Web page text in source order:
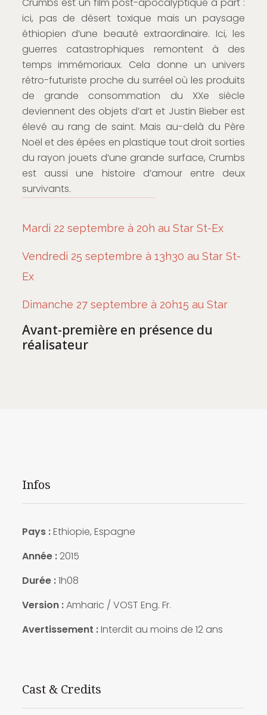
ici, pas de désert toxique mais un paysage
éthiopien d’une beauté extraordinaire. Ici, les
guerres catastrophiques remontent à des
temps immémoriaux. Cela donne un univers
rétro-futuriste proche du surréel où les produits
de grande consommation du XXe siècle
deviennent des objets d’art et Justin Bieber est
élevé au rang de saint. Mais au-delà du Père
Noël et des épées en plastique tout droit sorties
du rayon jouets d’une grande surface, Crumbs
est aussi une histoire d’amour entre deux
survivants.
Mardi 22 septembre à 20h au Star St-Ex
Vendredi 25 septembre à 13h30 au Star St-
Ex
Dimanche 27 septembre à 20h15 au Star
Avant-première en présence du
réalisateur
Infos
Pays :Ethiopie, Espagne
Année :2015
Durée :1h08
Version :Amharic / VOST Eng. Fr.
Avertissement :Interdit au moins de 12 ans
Cast & Credits